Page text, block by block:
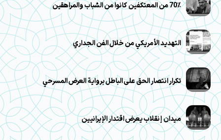
70٪ من المعتكفين كانوا من الشباب والمراهقين
التهديد الأمريكي من خلال الفن الجداري
تكرار انتصار الحق على الباطل برواية العرض المسرحي
ميدان إنقلاب يعرض اقتدار الإيرانيين